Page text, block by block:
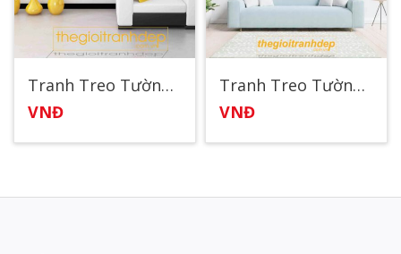
Tranh Treo Tường Động Lực 2
VNĐ
Tranh Treo Tường Sologan – Động Lực 2
VNĐ